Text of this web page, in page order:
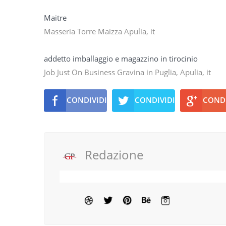
Maitre
Masseria Torre Maizza Apulia, it
addetto imballaggio e magazzino in tirocinio
Job Just On Business Gravina in Puglia, Apulia, it
CONDIVIDI CONDIVIDI
Redazione